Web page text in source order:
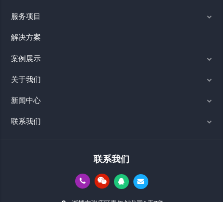
服务项目
解决方案
案例展示
关于我们
新闻中心
联系我们
联系我们